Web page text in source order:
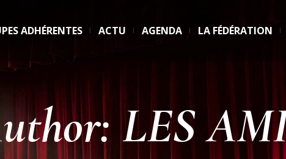
ADHÉRENTES ACTU AGENDA LA FÉDÉRATION
LES